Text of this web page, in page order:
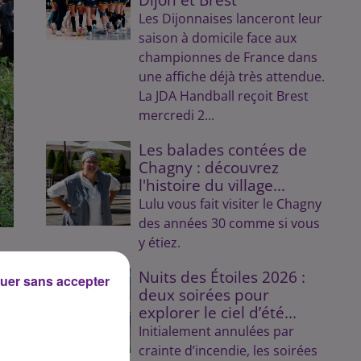
Les Dijonnaises lanceront leur
saison à domicile face aux
championnes de France dans
une affiche déjà très attendue.
La JDA Handball reçoit Brest
mercredi 2...
Les balades contées de
Chagny : découvrez
l'histoire du village...
Lulu vous fait visiter le Chagny
des années 30 comme si vous
y étiez.
Nuits des Étoiles 2026 :
deux soirées pour
explorer le ciel d’été...
Initialement annulées par
crainte d’incendie, les soirées
sans accepter